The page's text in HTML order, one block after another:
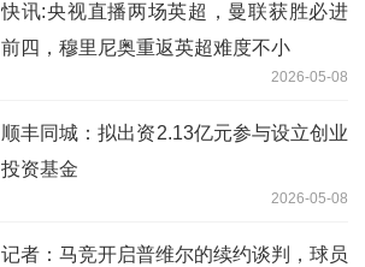
快讯:央视直播两场英超，曼联获胜必进
前四，穆里尼奥重返英超难度不小
2026-05-08
顺丰同城：拟出资2.13亿元参与设立创业
投资基金
2026-05-08
记者：马竞开启普维尔的续约谈判，球员